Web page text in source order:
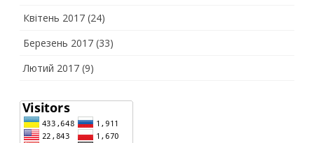
Квітень 2017 (24)
Березень 2017 (33)
Лютий 2017 (9)